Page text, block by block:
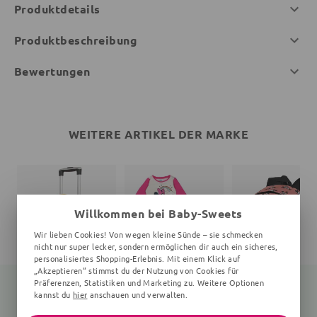
Produktdetails
Produktbeschreibung
Bewertungen
WEITERE ARTIKEL DER MARKE
Willkommen bei Baby-Sweets
Wir lieben Cookies! Von wegen kleine Sünde – sie schmecken
nicht nur super lecker, sondern ermöglichen dir auch ein sicheres,
personalisiertes Shopping-Erlebnis. Mit einem Klick auf
„Akzeptieren“ stimmst du der Nutzung von Cookies für
Präferenzen, Statistiken und Marketing zu. Weitere Optionen
kannst du hier anschauen und verwalten.